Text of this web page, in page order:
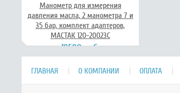
Манометр для измерения
давления масла, 2 манометра 7 и
35 бар, комплект адаптеров,
МАСТАК 120-20023C
19590 руб.
ГЛАВНАЯ О КОМПАНИИ ОПЛАТА